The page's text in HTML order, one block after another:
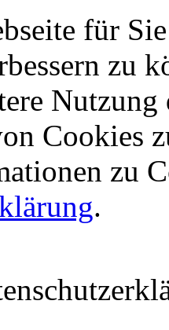
für
zu
Nutzung
Cookies
zu
.